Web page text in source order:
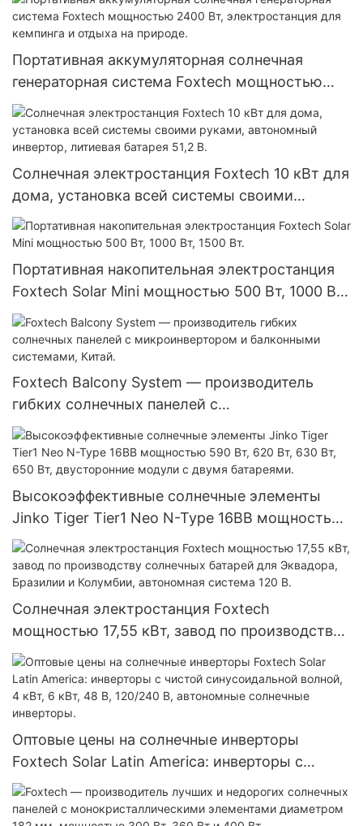
Портативная аккумуляторная солнечная
генераторная система Foxtech мощностью
2400 Вт, электростанция для кемпинга и
отдыха на природе.
Солнечная электростанция Foxtech 10 кВт для
дома, установка всей системы своими
руками, автономный инвертор, литиевая
батарея 51,2 В.
Портативная накопительная электростанция
Foxtech Solar Mini мощностью 500 Вт, 1000 Вт,
1500 Вт.
Foxtech Balcony System — производитель
гибких солнечных панелей с
микроинвертором и балконными системами,
Китай.
Высокоэффективные солнечные элементы
Jinko Tiger Tier1 Neo N-Type 16BB мощностью
590 Вт, 620 Вт, 630 Вт, 650 Вт, двусторонние
модули с двумя батареями.
Солнечная электростанция Foxtech
мощностью 17,55 кВт, завод по производству
солнечных батарей для Эквадора, Бразилии и
Колумбии, автономная система 120 В.
Оптовые цены на солнечные инверторы
Foxtech Solar Latin America: инверторы с
чистой синусоидальной волной, 4 кВт, 6 кВт,
48 В, 120/240 В, автономные солнечные